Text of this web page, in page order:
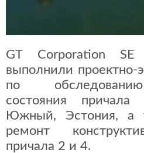
GT Corporation
выполнили проектно-
по
состояния
Южный, Эстония, а
ремонт
причала 2 и 4.